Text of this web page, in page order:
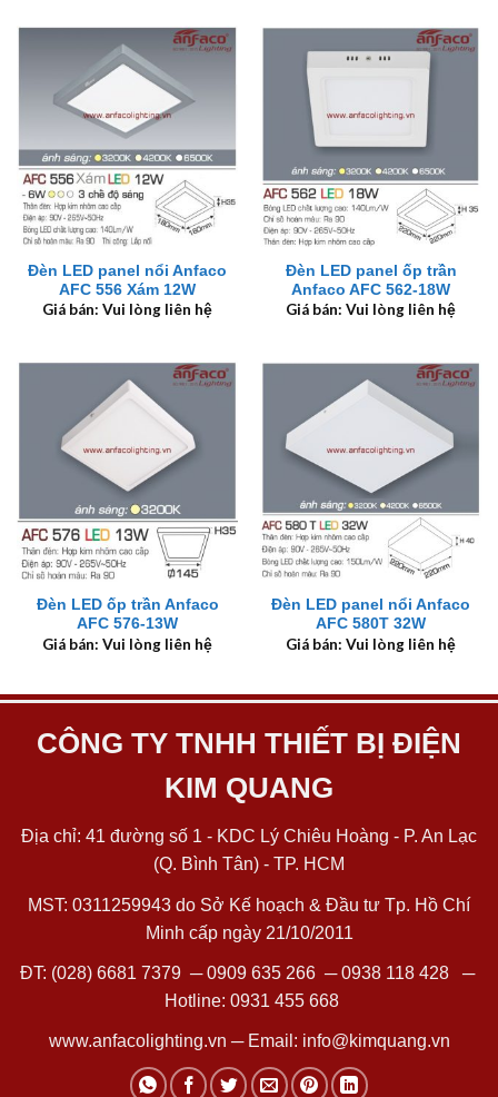
Đèn LED panel nổi Anfaco
AFC 556 Xám 12W
Giá bán: Vui lòng liên hệ
Đèn LED panel ốp trần
Anfaco AFC 562-18W
Giá bán: Vui lòng liên hệ
Đèn LED ốp trần Anfaco
AFC 576-13W
Giá bán: Vui lòng liên hệ
Đèn LED panel nổi Anfaco
AFC 580T 32W
Giá bán: Vui lòng liên hệ
CÔNG TY TNHH THIẾT BỊ ĐIỆN
KIM QUANG
Địa chỉ: 41 đường số 1 - KDC Lý Chiêu Hoàng - P. An Lạc
(Q. Bình Tân) - TP. HCM
MST: 0311259943 do Sở Kế hoạch & Đầu tư Tp. Hồ Chí
Minh cấp ngày 21/10/2011
ĐT: (028) 6681 7379 ─0909 635 266─0938 118 428─
Hotline: 0931 455 668
www.anfacolighting.vn ─ Email: info@kimquang.vn